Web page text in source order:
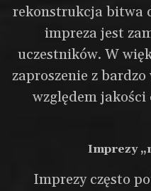
rekonstrukcja bitwa
impreza jest
uczestników. W
zaproszenie z
względem
Imprezy
Imprezy często